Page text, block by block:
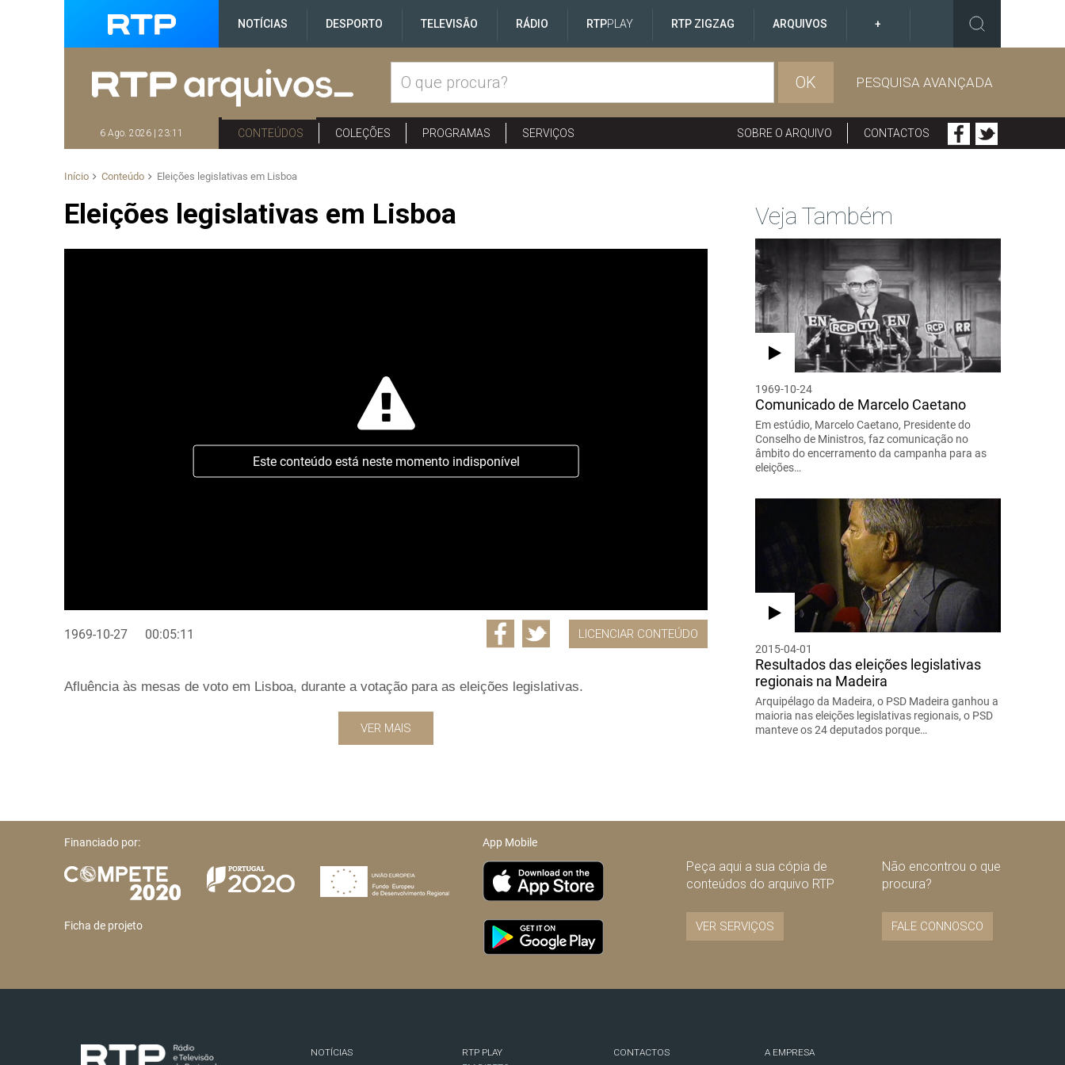
NOTÍCIAS DESPORTO TELEVISÃO RÁDIO RTPPLAY RTP ZIGZAG ARQUIVOS +
OK PESQUISA AVANÇADA
6 Ago. 2026 | 23:11 CONTEÚDOS COLEÇÕES PROGRAMAS SERVIÇOS SOBRE O ARQUIVO CONTACTOS
Início Conteúdo Eleições legislativas em Lisboa
Eleições legislativas em Lisboa
Este conteúdo está neste momento indisponível
1969-10-27 00:05:11 LICENCIAR CONTEÚDO
Afluência às mesas de voto em Lisboa, durante a votação para as eleições legislativas.
VER MAIS
Veja Também
1969-10-24
Comunicado de Marcelo Caetano
Em estúdio, Marcelo Caetano, Presidente do
Conselho de Ministros, faz comunicação no
âmbito do encerramento da campanha para as
eleições…
2015-04-01
Resultados das eleições legislativas
regionais na Madeira
Arquipélago da Madeira, o PSD Madeira ganhou a
maioria nas eleições legislativas regionais, o PSD
manteve os 24 deputados porque…
Financiado por:
Ficha de projeto
App Mobile
Peça aqui a sua cópia de
conteúdos do arquivo RTP
VER SERVIÇOS
Não encontrou o que
procura?
FALE CONNOSCO
NOTÍCIAS
RTP PLAY
CONTACTOS
A EMPRESA